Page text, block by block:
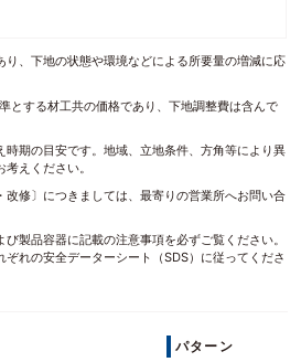
り、下地の状態や環境などによる所要量の増減に応
とする材工共の価格であり、下地調整費は含んで
時期の目安です。地域、立地条件、方角等により異
えください。
改修〕につきましては、最寄りの営業所へお問い合
製品容器に記載の注意事項を必ずご覧ください。
ぞれの安全データーシート（SDS）に従ってくださ
パターン